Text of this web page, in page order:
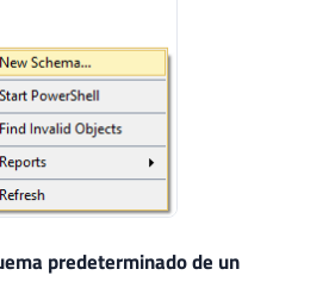
predeterminado de un